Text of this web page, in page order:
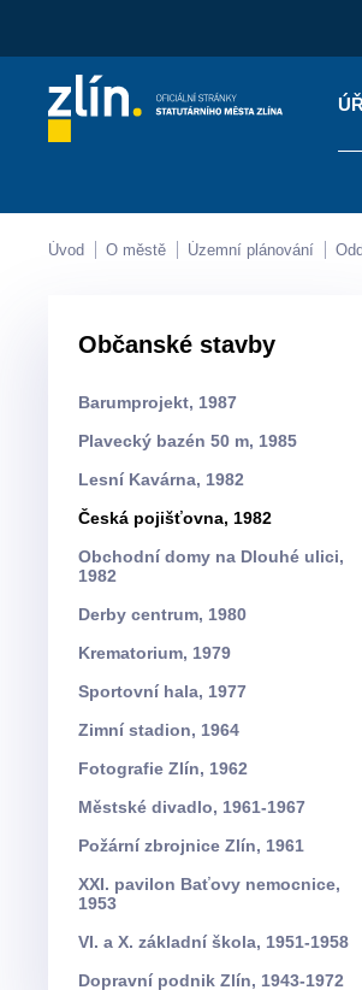
Kontakty
Úvod O městě Územní plánování
Občanské stavby
Barumprojekt, 1987
Plavecký bazén 50 m, 1985
Lesní Kavárna, 1982
Česká pojišťovna, 1982
Obchodní domy na Dlouhé ulici,
1982
Derby centrum, 1980
Krematorium, 1979
Sportovní hala, 1977
Zimní stadion, 1964
Fotografie Zlín, 1962
Městské divadlo, 1961-1967
Požární zbrojnice Zlín, 1961
XXI. pavilon Baťovy nemocnice,
1953
VI. a X. základní škola, 1951-1958
Dopravní podnik Zlín, 1943-1972